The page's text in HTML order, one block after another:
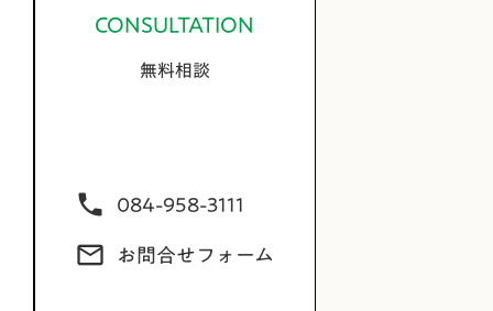
CONSULTATION
無料相談
phone 084-958-3111
mail_outline お問合せフォーム